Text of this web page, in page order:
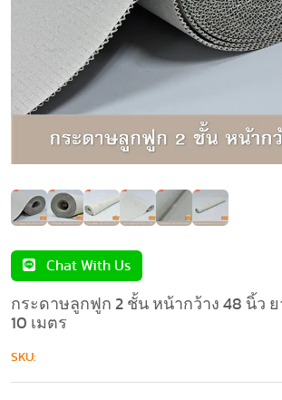
Chat With Us
กระดาษลูกฟูก 2 ชั้น หน้ากว้าง 48 นิ้ว ย
10 เมตร
SKU: